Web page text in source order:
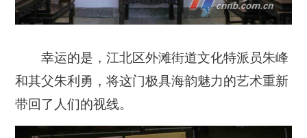
幸运的是，江北区外滩街道文化特派员朱峰
和其父朱利勇，将这门极具海韵魅力的艺术重新
带回了人们的视线。